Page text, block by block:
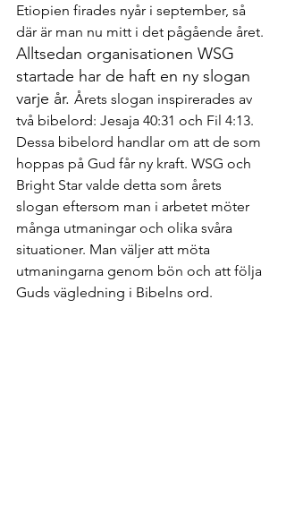
Etiopien firades nyår i september, så
där är man nu mitt i det pågående året.
Alltsedan organisationen WSG
startade har de haft en ny slogan
varje år. Årets slogan inspirerades av
två bibelord: Jesaja 40:31 och Fil 4:13.
Dessa bibelord handlar om att de som
hoppas på Gud får ny kraft. WSG och
Bright Star valde detta som årets
slogan eftersom man i arbetet möter
många utmaningar och olika svåra
situationer. Man väljer att möta
utmaningarna genom bön och att följa
Guds vägledning i Bibelns ord.